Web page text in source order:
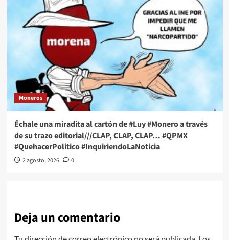
Moneros
Échale una miradita al cartón de #Luy #Monero a través
de su trazo editorial///CLAP, CLAP, CLAP… #QPMX
#QuehacerPolitico #InquiriendoLaNoticia
2 agosto, 2026 0
Deja un comentario